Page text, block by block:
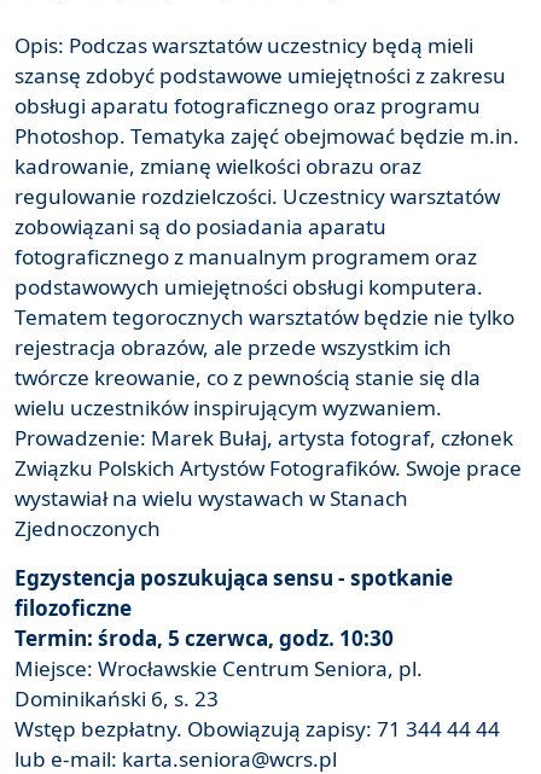
Opis: Podczas warsztatów uczestnicy będą mieli
szansę zdobyć podstawowe umiejętności z zakresu
obsługi aparatu fotograficznego oraz programu
Photoshop. Tematyka zajęć obejmować będzie m.in.
kadrowanie, zmianę wielkości obrazu oraz
regulowanie rozdzielczości. Uczestnicy warsztatów
zobowiązani są do posiadania aparatu
fotograficznego z manualnym programem oraz
podstawowych umiejętności obsługi komputera.
Tematem tegorocznych warsztatów będzie nie tylko
rejestracja obrazów, ale przede wszystkim ich
twórcze kreowanie, co z pewnością stanie się dla
wielu uczestników inspirującym wyzwaniem.
Prowadzenie: Marek Bułaj, artysta fotograf, członek
Związku Polskich Artystów Fotografików. Swoje prace
wystawiał na wielu wystawach w Stanach
Zjednoczonych
Egzystencja poszukująca sensu - spotkanie
filozoficzne
Termin: środa, 5 czerwca, godz. 10:30
Miejsce: Wrocławskie Centrum Seniora, pl.
Dominikański 6, s. 23
Wstęp bezpłatny. Obowiązują zapisy: 71 344 44 44
lub e-mail: karta.seniora@wcrs.pl